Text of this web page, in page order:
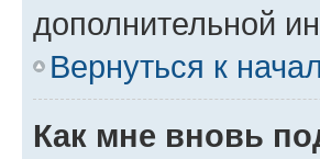
дополнительной
Вернуться к
Как мне вновь